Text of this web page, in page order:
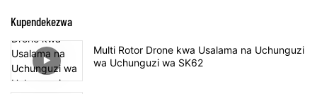
Kupendekezwa
Multi Rotor Drone kwa Usalama na Uchunguzi
wa Uchunguzi wa SK62